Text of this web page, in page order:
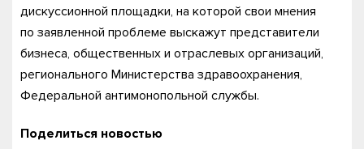
дискуссионной площадки, на которой свои мнения
по заявленной проблеме выскажут представители
бизнеса, общественных и отраслевых организаций,
регионального Министерства здравоохранения,
Федеральной антимонопольной службы.
Поделиться новостью